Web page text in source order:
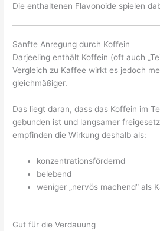
Die enthaltenen Flavonoide spielen
Sanfte Anregung durch Koffein
Darjeeling enthält Koffein (oft auch
Vergleich zu Kaffee wirkt es jedoch
gleichmäßiger.
Das liegt daran, dass das Koffein im
gebunden ist und langsamer
empfinden die Wirkung deshalb als:
konzentrationsfördernd
belebend
weniger „nervös machend“ als
Gut für die Verdauung